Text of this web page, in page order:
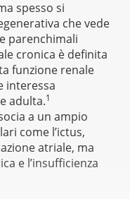
spesso si
che vede
parenchimali
cronica è definita
funzione renale
interessa
adulta.1
a un ampio
come l’ictus,
atriale, ma
e l’insufficienza